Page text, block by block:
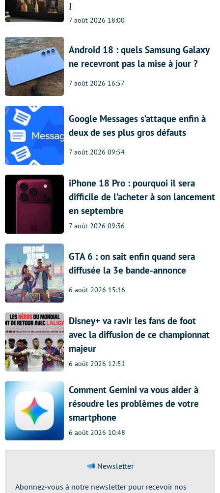
!
7 août 2026 18:00
Android 18 : quels Samsung Galaxy
ne recevront pas la mise à jour ?
7 août 2026 16:57
Google Messages s’attaque enfin à
deux de ses plus gros défauts
7 août 2026 09:54
iPhone 18 Pro : pourquoi il sera
difficile de l’acheter à son lancement
en septembre
7 août 2026 09:36
GTA 6 : on sait enfin quand sera
diffusée la 3e bande-annonce
6 août 2026 15:16
Disney+ va ravir les fans de foot
avec la diffusion de ce championnat
majeur
6 août 2026 12:51
Comment Gemini va vous aider à
résoudre les problèmes de votre
smartphone
6 août 2026 10:48
Newsletter
Abonnez-vous à notre newsletter pour recevoir nos